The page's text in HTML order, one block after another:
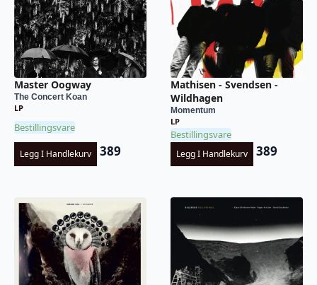
Master Oogway
The Concert Koan
LP
Bestillingsvare
Legg I Handlekurv 389
Mathisen - Svendsen -
Wildhagen
Momentum
LP
Bestillingsvare
Legg I Handlekurv 389